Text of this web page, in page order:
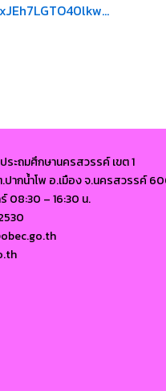
ะถมศึกษานครสวรรค์ เขต 1
ปากน้ำโพ อ.เมือง จ.นครสวรรค์
08:30 – 16:30 น.